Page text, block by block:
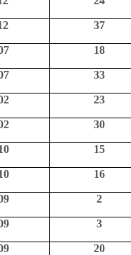
37
18
33
23
30
15
16
2
3
20